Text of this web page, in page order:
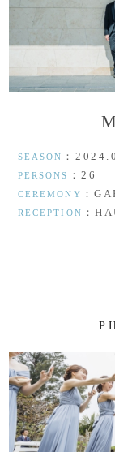
M
SEASON ：
PERSONS ：26
CEREMONY ：
RECEPTION ：
P